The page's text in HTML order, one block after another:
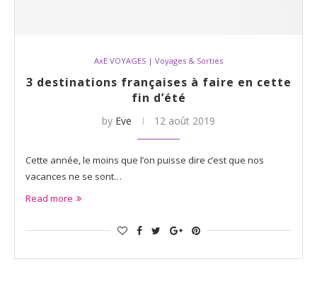
AxE VOYAGES | Voyages & Sorties
3 destinations françaises à faire en cette
fin d’été
by Eve 12 août 2019
Cette année, le moins que l’on puisse dire c’est que nos
vacances ne se sont…
Read more